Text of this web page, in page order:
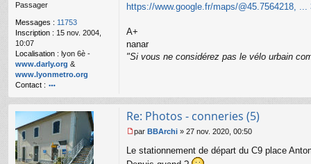
Passager
Messages : 11753
Inscription : 15 nov. 2004,
10:07
Localisation : lyon 6è -
www.darly.org &
www.lyonmetro.org
Contact :
o
ac
r
n
a
g
o
n
l
https://www.google.fr/maps/@45.7564218, ...
A+
nanar
"Si vous ne considérez pas le vélo urbain
Re: Photos - conneries (5)
e
par BBArchi » 27 nov. 2020, 00:50
Le stationnement de départ du C9 place